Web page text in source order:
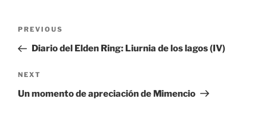
Previous
Post
PREVIOUS
Diario del Elden Ring: Liurnia de los lagos (IV)
Next
Post
NEXT
Un momento de apreciación de Mimencio